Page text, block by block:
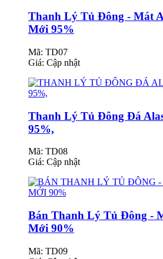
Thanh Lý Tủ Đông - Mát
Mới 95%
Mã: TD07
Giá: Cập nhật
Thanh Lý Tủ Đông Đá
95%,
Mã: TD08
Giá: Cập nhật
Bán Thanh Lý Tủ Đông -
Mới 90%
Mã: TD09